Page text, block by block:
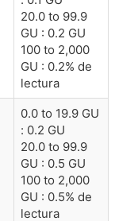
20.0 to 99.9
GU : 0.2 GU
100 to 2,000
GU : 0.2% de
lectura
0.0 to 19.9 GU
: 0.2 GU
20.0 to 99.9
GU : 0.5 GU
100 to 2,000
GU : 0.5% de
lectura